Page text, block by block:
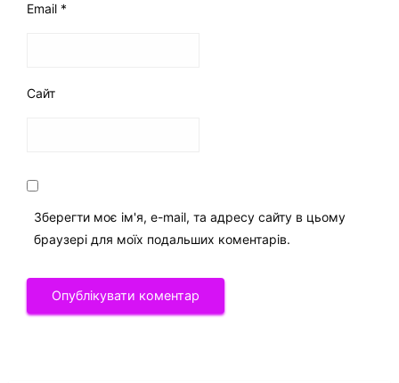
Email *
Сайт
Зберегти моє ім'я, e-mail, та адресу сайту в цьому
браузері для моїх подальших коментарів.